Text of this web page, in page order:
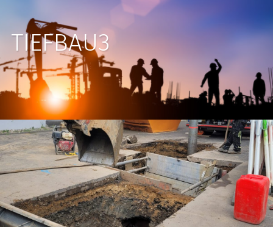
TIEFBAU3